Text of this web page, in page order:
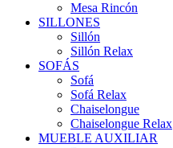
Mesa Rincón
SILLONES
Sillón
Sillón Relax
SOFÁS
Sofá
Sofá Relax
Chaiselongue
Chaiselongue Relax
MUEBLE AUXILIAR